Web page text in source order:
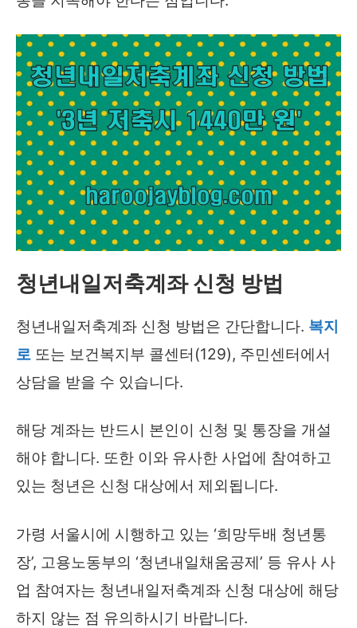
청년내일저축계좌 신청 방법
청년내일저축계좌 신청 방법은 간단합니다. 복지
로 또는 보건복지부 콜센터(129), 주민센터에서
상담을 받을 수 있습니다.
해당 계좌는 반드시 본인이 신청 및 통장을 개설
해야 합니다. 또한 이와 유사한 사업에 참여하고
있는 청년은 신청 대상에서 제외됩니다.
가령 서울시에 시행하고 있는 ‘희망두배 청년통
장’, 고용노동부의 ‘청년내일채움공제’ 등 유사 사
업 참여자는 청년내일저축계좌 신청 대상에 해당
하지 않는 점 유의하시기 바랍니다.